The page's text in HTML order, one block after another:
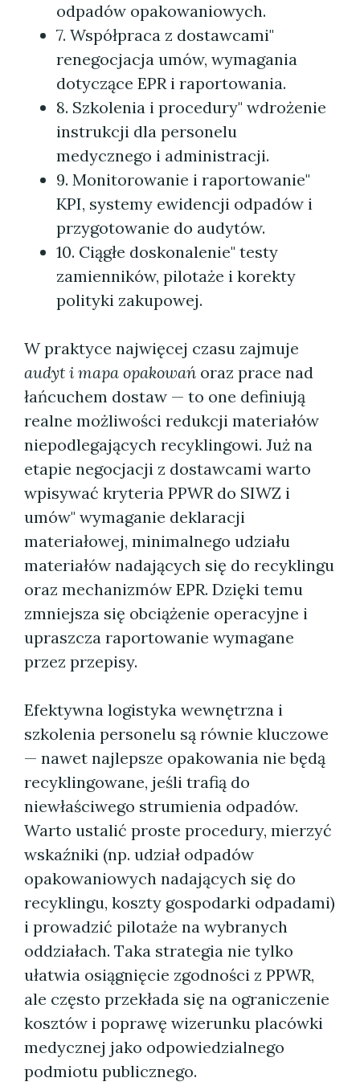
odpadów opakowaniowych.
7. Współpraca z dostawcami"
renegocjacja umów, wymagania
dotyczące EPR i raportowania.
8. Szkolenia i procedury" wdrożenie
instrukcji dla personelu
medycznego i administracji.
9. Monitorowanie i raportowanie"
KPI, systemy ewidencji odpadów i
przygotowanie do audytów.
10. Ciągłe doskonalenie" testy
zamienników, pilotaże i korekty
polityki zakupowej.
W praktyce najwięcej czasu zajmuje
audyt i mapa opakowań oraz prace nad
łańcuchem dostaw — to one definiują
realne możliwości redukcji materiałów
niepodlegających recyklingowi. Już na
etapie negocjacji z dostawcami warto
wpisywać kryteria PPWR do SIWZ i
umów" wymaganie deklaracji
materiałowej, minimalnego udziału
materiałów nadających się do recyklingu
oraz mechanizmów EPR. Dzięki temu
zmniejsza się obciążenie operacyjne i
upraszcza raportowanie wymagane
przez przepisy.
Efektywna logistyka wewnętrzna i
szkolenia personelu są równie kluczowe
— nawet najlepsze opakowania nie będą
recyklingowane, jeśli trafią do
niewłaściwego strumienia odpadów.
Warto ustalić proste procedury, mierzyć
wskaźniki (np. udział odpadów
opakowaniowych nadających się do
recyklingu, koszty gospodarki odpadami)
i prowadzić pilotaże na wybranych
oddziałach. Taka strategia nie tylko
ułatwia osiągnięcie zgodności z PPWR,
ale często przekłada się na ograniczenie
kosztów i poprawę wizerunku placówki
medycznej jako odpowiedzialnego
podmiotu publicznego.